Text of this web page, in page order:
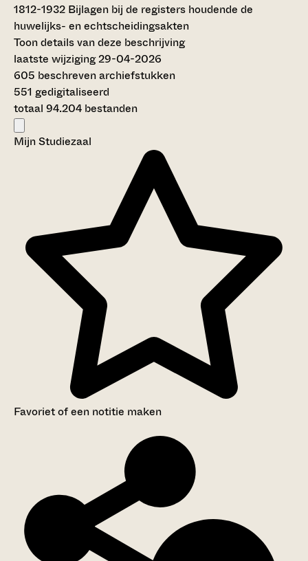
1812-1932 Bijlagen bij de registers houdende de
huwelijks- en echtscheidingsakten
Toon details van deze beschrijving
laatste wijziging 29-04-2026
605 beschreven archiefstukken
551 gedigitaliseerd
totaal 94.204 bestanden
Mijn Studiezaal
Favoriet of een notitie maken